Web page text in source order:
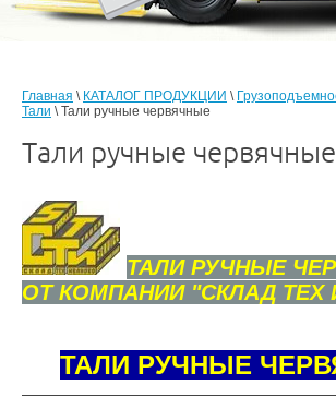
Главная \ КАТАЛОГ ПРОДУКЦИИ \
Тали \ Тали ручные червячные
Тали ручные червячные
ТАЛИ РУЧНЫЕ
ОТ КОМПАНИИ "СКЛАД ТЕХ
ТАЛИ РУЧНЫЕ